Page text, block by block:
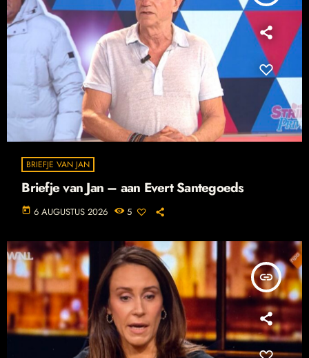
BRIEFJE VAN JAN
Briefje van Jan – aan Evert Santegoeds
today 6 AUGUSTUS 2026 5
insert_link